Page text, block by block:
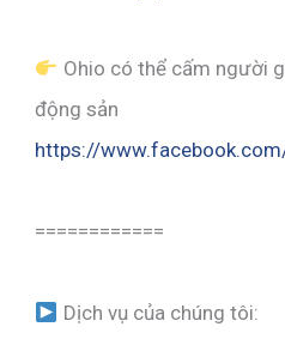
Ohio có thể cấm người
động sản
https://www.facebook
============
Dịch vụ của chúng tôi: